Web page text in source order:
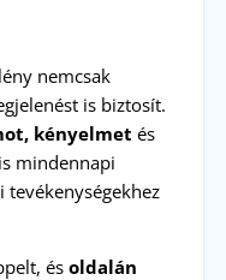
nemcsak
is biztosít.
kényelmet és
mindennapi
tevékenységekhez
és oldalán